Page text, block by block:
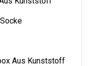
Aus Kunststoff